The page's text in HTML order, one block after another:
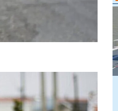
حدید ۱۱۰؛ نسخه سریع‌تر، پنهان‌کارتر و
مرگبارتر پهپادهای ایرانی | پهپاد انتحاری